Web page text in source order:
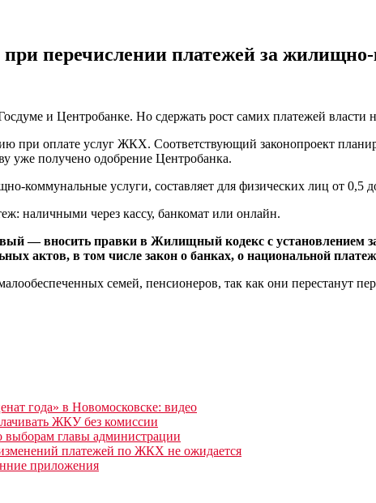
перечислении платежей за
и Центробанке. Но сдержать рост самих платежей власти
при оплате услуг ЖКХ. Соответствующий законопроект
уже получено одобрение Центробанка.
коммунальные услуги, составляет для физических лиц от 0,5
наличными через кассу, банкомат или онлайн.
— вносить правки в Жилищный кодекс с установлением
актов, в том числе закон о банках, о национальной
семей, пенсионеров, так как они перестанут
года» в Новомосковске: видео
ЖКУ без комиссии
выборам главы администрации
платежей по ЖКХ не ожидается
приложения